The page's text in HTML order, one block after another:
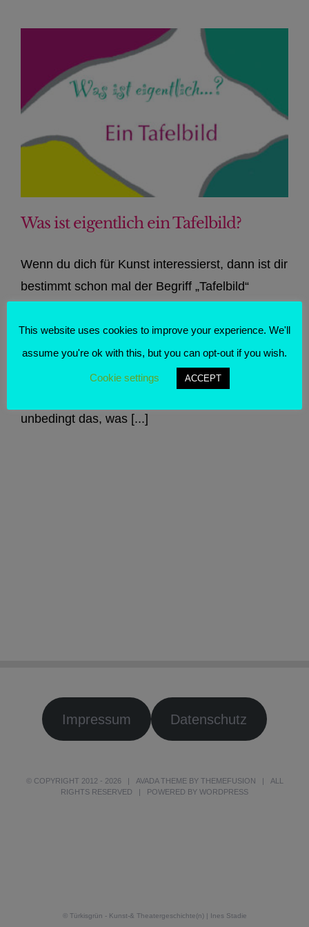
Was ist eigentlich ein Tafelbild?
Wenn du dich für Kunst interessierst, dann ist dir
bestimmt schon mal der Begriff „Tafelbild“
ein Tafelbild? Es handelt sich dabei nicht um ein
Bild, das du vielleicht mit Kreide auf eine Tafel
malst, obwohl auch das genau genommen ein
unbedingt das, was [...]
Impressum Datenschutz
© COPYRIGHT 2012 - 2026 | AVADA THEME BY THEMEFUSION | ALL
RIGHTS RESERVED | POWERED BY WORDPRESS
© Türkisgrün - Kunst-& Theatergeschichte(n) | Ines Stadie
This website uses cookies to improve your experience. We'll
assume you're ok with this, but you can opt-out if you wish.
Cookie settings ACCEPT